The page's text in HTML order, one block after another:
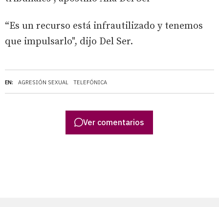
EN: AGRESIÓN SEXUAL TELEFÓNICA
“Es un recurso está infrautilizado y tenemos
que impulsarlo", dijo Del Ser.
Ver comentarios